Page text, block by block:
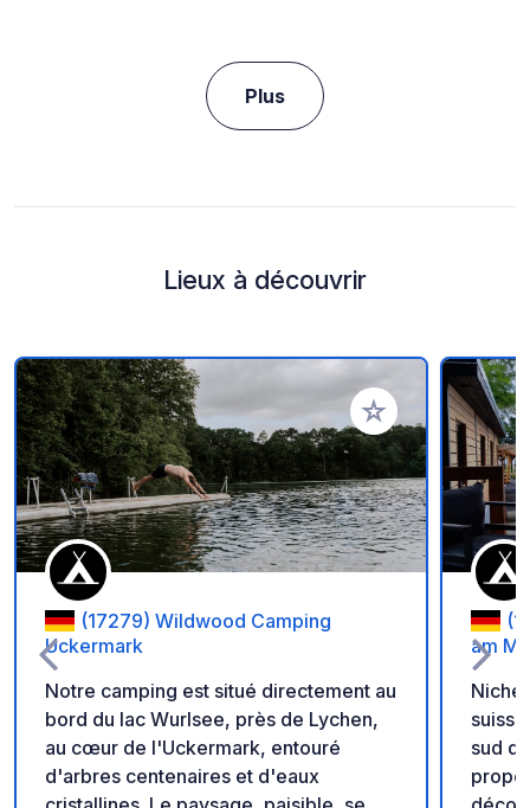
Plus
Lieux à découvrir
Ajouter à vos
(17279) Wildwood Camping
Uckermark
Notre camping est situé directement au
bord du lac Wurlsee, près de Lychen,
au cœur de l'Uckermark, entouré
d'arbres centenaires et d'eaux
am
Niché
sud